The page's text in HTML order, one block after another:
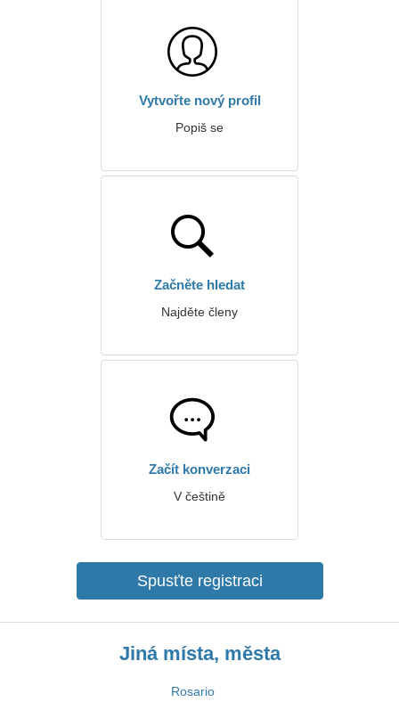
Vytvořte nový profil
Popiš se
Začněte hledat
Najděte členy
Začít konverzaci
V češtině
Spusťte registraci
Jiná místa, města
Rosario